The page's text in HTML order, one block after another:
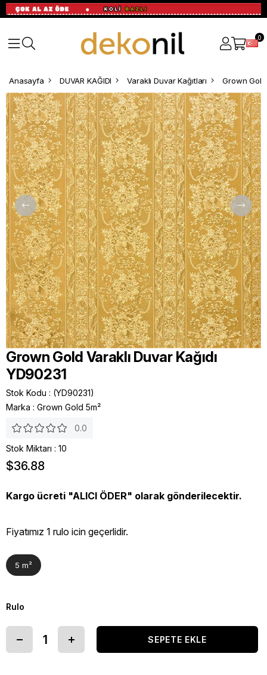
0
Anasayfa DUVAR KAĞIDI Varaklı Duvar Kağıtları Grown Gold
Grown Gold Varaklı Duvar Kağıdı
YD90231
Stok Kodu
(YD90231)
Marka : Grown Gold 5m²
0.0
Stok Miktarı : 10
$36.88
Kargo ücreti "ALICI ÖDER" olarak gönderilecektir.
Fiyatımız 1 rulo icin geçerlidir.
5 m²
Rulo